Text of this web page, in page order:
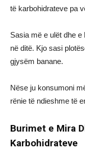
të karbohidrateve pa
Sasia më e ulët dhe
në ditë. Kjo sasi
gjysëm banane.
Nëse ju konsumoni
rënie të ndieshme të
Burimet e Mira
Karbohidrateve